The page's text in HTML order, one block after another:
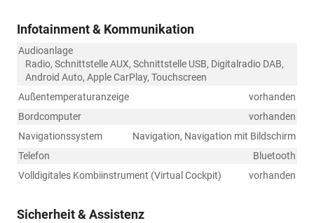
Infotainment & Kommunikation
Audioanlage
Radio, Schnittstelle AUX, Schnittstelle USB, Digitalradio DAB,
Android Auto, Apple CarPlay, Touchscreen
Außentemperaturanzeige
vorhanden
Bordcomputer
vorhanden
Navigationssystem
Navigation, Navigation mit Bildschirm
Telefon
Bluetooth
Volldigitales Kombiinstrument (Virtual Cockpit)
vorhanden
Sicherheit & Assistenz